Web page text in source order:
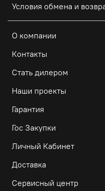
Условия обмена и
О компании
Контакты
Стать дилером
Наши проекты
Гарантия
Гос Закупки
Личный Кабинет
Доставка
Сервисный центр